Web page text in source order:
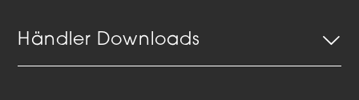
Händler Downloads